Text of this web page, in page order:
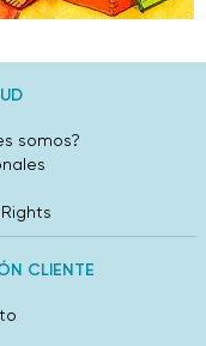
somos?
CLIENTE